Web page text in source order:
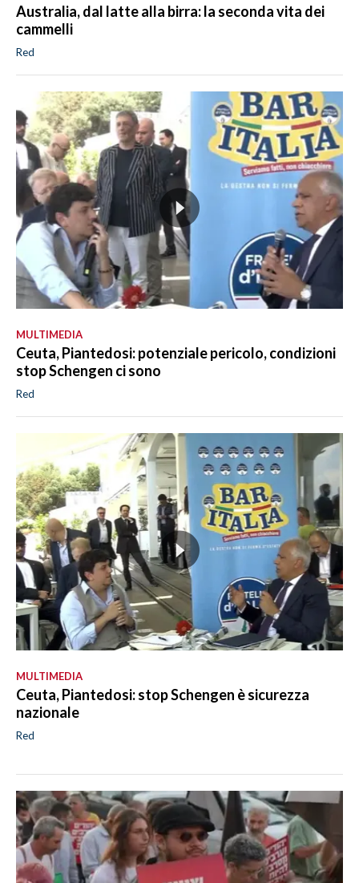
Australia, dal latte alla birra: la seconda vita dei
cammelli
Red
MULTIMEDIA
Ceuta, Piantedosi: potenziale pericolo, condizioni
stop Schengen ci sono
Red
MULTIMEDIA
Ceuta, Piantedosi: stop Schengen è sicurezza
nazionale
Red